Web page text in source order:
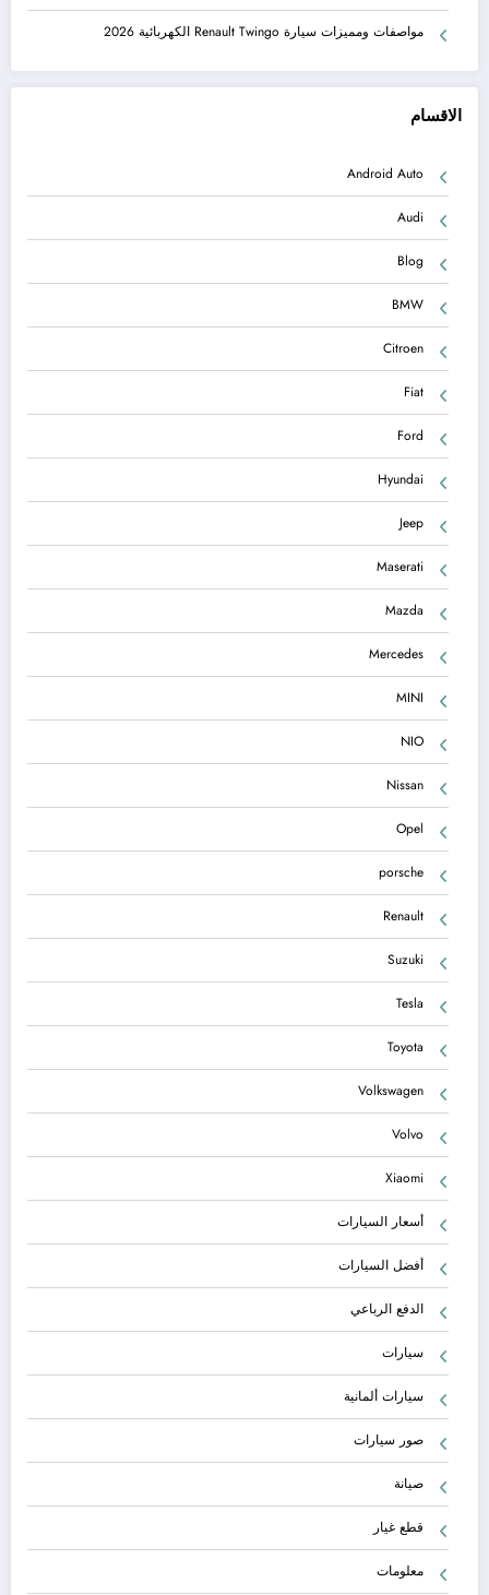
مواصفات ومميزات سيارة Renault Twingo الكهربائية 2026
الاقسام
Android Auto
Audi
Blog
BMW
Citroen
Fiat
Ford
Hyundai
Jeep
Maserati
Mazda
Mercedes
MINI
NIO
Nissan
Opel
porsche
Renault
Suzuki
Tesla
Toyota
Volkswagen
Volvo
Xiaomi
أسعار السيارات
أفضل السيارات
الدفع الرباعي
سيارات
سيارات ألمانية
صور سيارات
صيانة
قطع غيار
معلومات